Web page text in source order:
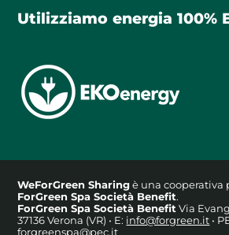
Utilizziamo energia 100%
WeForGreen Sharingè una cooperativa
ForGreen Spa Società Benefit.
ForGreen Spa Società Benefit Via
37136 Verona (VR) • E: info@forgreen.it •
forgreenspa@pec.it